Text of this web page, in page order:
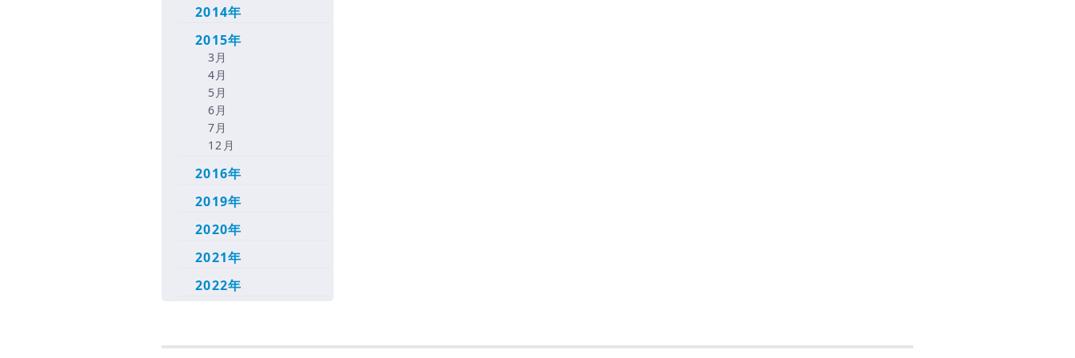
2014年
2015年
3月
4月
5月
6月
7月
12月
2016年
2019年
2020年
2021年
2022年